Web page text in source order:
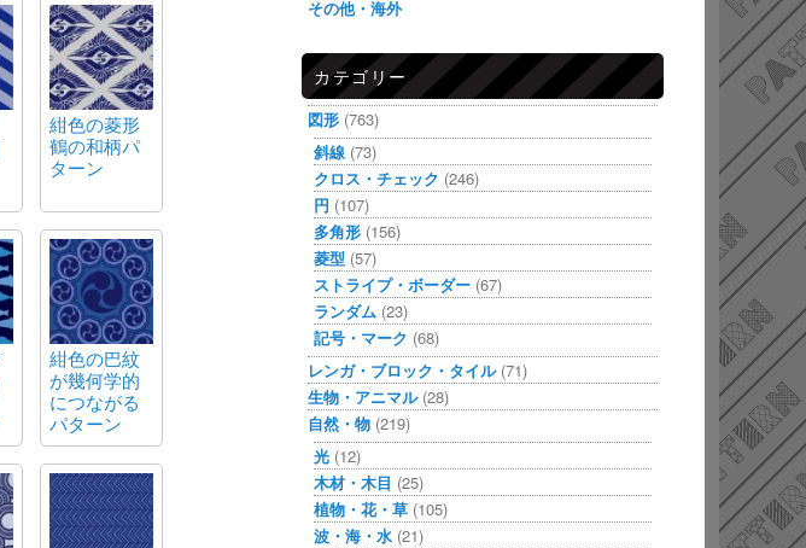
紺色の菱形
鶴の和柄パ
ターン
紺色の巴紋
が幾何学的
につながる
パターン
その他・海外
カテゴリー
図形 (763)
斜線 (73)
クロス・チェック (246)
円 (107)
多角形 (156)
菱型 (57)
ストライプ・ボーダー (67)
ランダム (23)
記号・マーク (68)
レンガ・ブロック・タイル(71)
生物・アニマル(28)
自然・物 (219)
光 (12)
木材・木目 (25)
植物・花・草 (105)
波・海・水 (21)